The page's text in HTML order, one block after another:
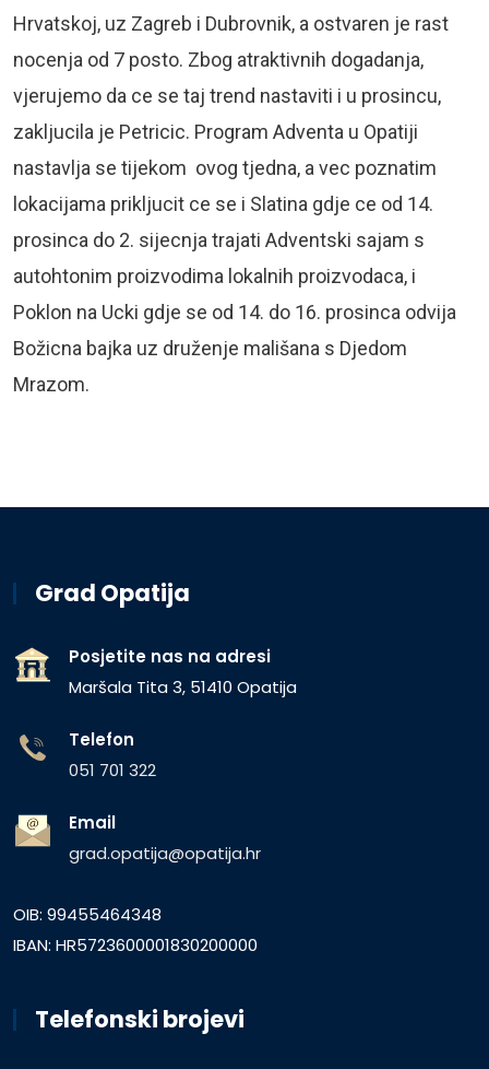
Hrvatskoj, uz Zagreb i Dubrovnik, a ostvaren je rast
nocenja od 7 posto. Zbog atraktivnih dogadanja,
vjerujemo da ce se taj trend nastaviti i u prosincu,
zakljucila je Petricic. Program Adventa u Opatiji
nastavlja se tijekom ovog tjedna, a vec poznatim
lokacijama prikljucit ce se i Slatina gdje ce od 14.
prosinca do 2. sijecnja trajati Adventski sajam s
autohtonim proizvodima lokalnih proizvodaca, i
Poklon na Ucki gdje se od 14. do 16. prosinca odvija
Božicna bajka uz druženje mališana s Djedom
Mrazom.
Grad Opatija
Posjetite nas na adresi
Maršala Tita 3, 51410 Opatija
Telefon
051 701 322
Email
grad.opatija@opatija.hr
OIB: 99455464348
IBAN: HR5723600001830200000
Telefonski brojevi